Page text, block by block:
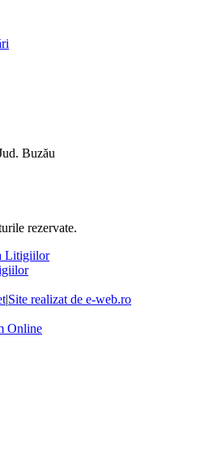
Buzău
rezervate.
|Site realizat de e-web.ro
Online